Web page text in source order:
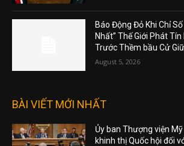
Báo Động Đỏ Khi Chỉ
Nhất” Thế Giới Phát
Trước Thềm bầu Cử
August 5, 2026
BÀI VIẾT MỚI NHẤT
Ủy ban Thượng viện
khinh thị Quốc hội đối